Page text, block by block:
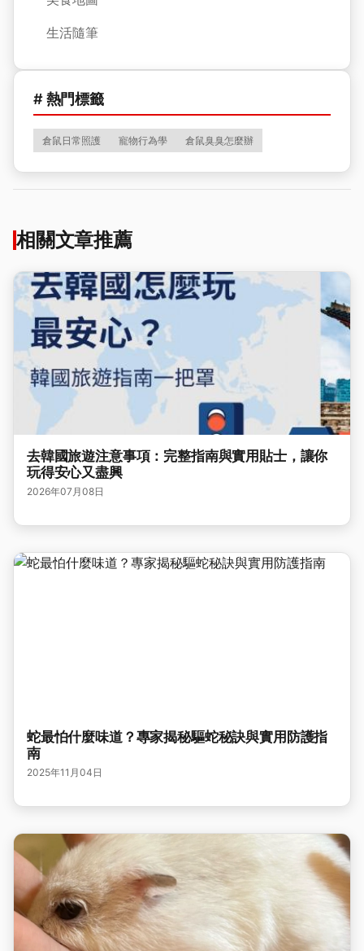
生活隨筆
# 熱門標籤
倉鼠日常照護 寵物行為學 倉鼠臭臭怎麼辦
相關文章推薦
去韓國旅遊注意事項：完整指南與實用貼士，讓你
玩得安心又盡興
2026年07月08日
蛇最怕什麼味道？專家揭秘驅蛇秘訣與實用防護指
南
2025年11月04日